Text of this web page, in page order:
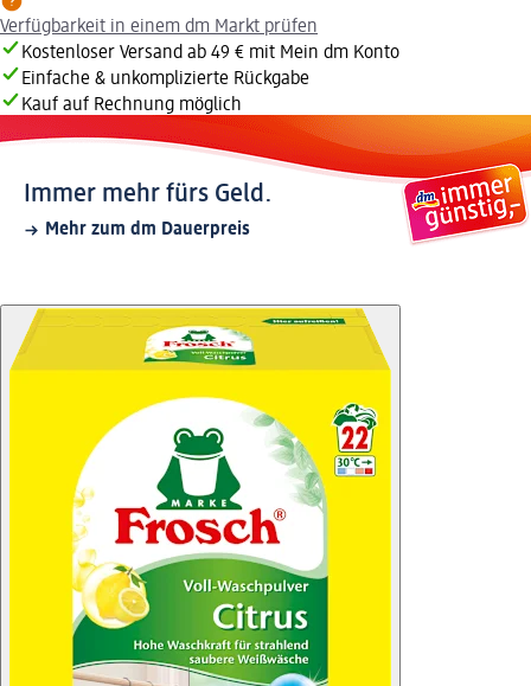
Verfügbarkeit in einem dm Markt prüfen
Kostenloser Versand ab 49 € mit Mein dm Konto
Einfache & unkomplizierte Rückgabe
Kauf auf Rechnung möglich
Immer mehr fürs Geld.
Mehr zum dm Dauerpreis